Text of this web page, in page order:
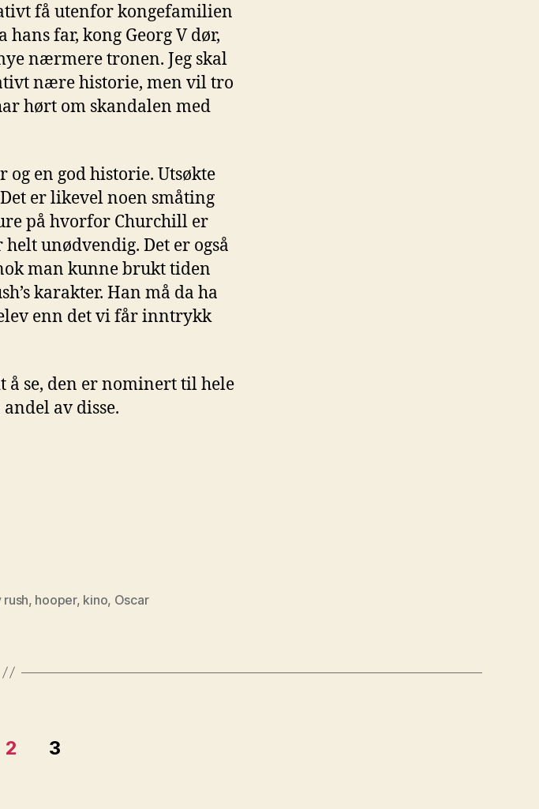
få utenfor kongefamilien
far, kong Georg V dør,
nærmere tronen. Jeg skal
nære historie, men vil tro
hørt om skandalen med
og en god historie. Utsøkte
er likevel noen småting
på hvorfor Churchill er
unødvendig. Det er også
man kunne brukt tiden
karakter. Han må da ha
enn det vi får inntrykk
se, den er nominert til hele
av disse.
, hooper, kino, Oscar
2 3